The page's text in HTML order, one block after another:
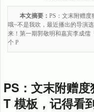
本文摘要： PS：文末附赠度
哦~不是我吹，最近播出的导演
来！第一期郭敬明和嘉宾李成儒
个 P
PS：文末附赠
T 模板，记得看